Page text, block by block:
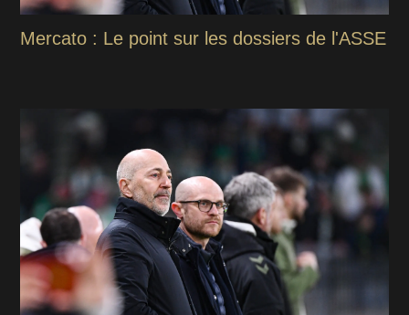
Mercato : Le point sur les dossiers de l'ASSE